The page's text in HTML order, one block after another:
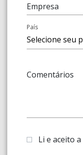
Empresa
País
Comentários
Li e aceito a